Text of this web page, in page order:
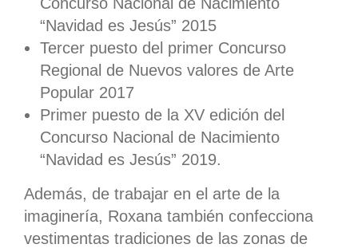
“Navidad es Jesús” 2015
Tercer puesto del primer Concurso
Regional de Nuevos valores de Arte
Popular 2017
Primer puesto de la XV edición del
Concurso Nacional de Nacimiento
“Navidad es Jesús” 2019.
Además, de trabajar en el arte de la
imaginería, Roxana también confecciona
vestimentas tradiciones de las zonas de